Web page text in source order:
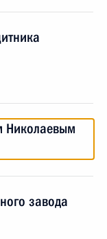
Николаевым
завода